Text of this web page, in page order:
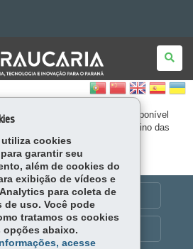
este conteúdo ficará indisponível
Eleitoral (TRE) oficialize o término das
utiliza cookies
garantir seu
além de cookies do
exibição de vídeos e
para coleta de
de uso. Você pode
tratamos os cookies
opções abaixo.
acesse